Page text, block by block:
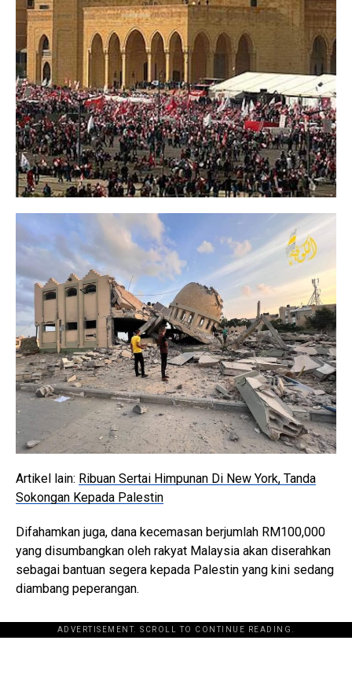
Artikel lain: Ribuan Sertai Himpunan Di New York, Tanda
Sokongan Kepada Palestin
Difahamkan juga, dana kecemasan berjumlah RM100,000
yang disumbangkan oleh rakyat Malaysia akan diserahkan
sebagai bantuan segera kepada Palestin yang kini sedang
diambang peperangan.
ADVERTISEMENT. SCROLL TO CONTINUE READING.